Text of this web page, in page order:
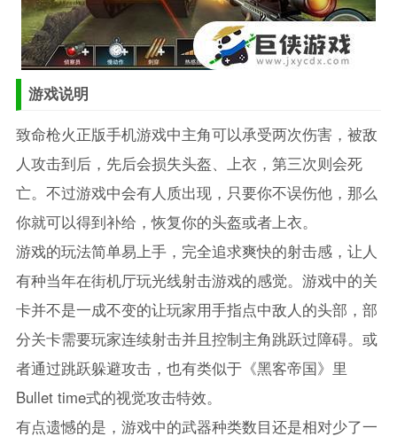
游戏说明
致命枪火正版手机游戏中主角可以承受两次伤害，被敌
人攻击到后，先后会损失头盔、上衣，第三次则会死
亡。不过游戏中会有人质出现，只要你不误伤他，那么
你就可以得到补给，恢复你的头盔或者上衣。
游戏的玩法简单易上手，完全追求爽快的射击感，让人
有种当年在街机厅玩光线射击游戏的感觉。游戏中的关
卡并不是一成不变的让玩家用手指点中敌人的头部，部
分关卡需要玩家连续射击并且控制主角跳跃过障碍。或
者通过跳跃躲避攻击，也有类似于《黑客帝国》里
Bullet time式的视觉攻击特效。
有点遗憾的是，游戏中的武器种类数目还是相对少了一